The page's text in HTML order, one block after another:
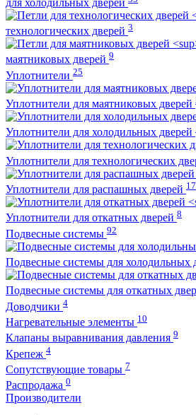
технологических дверей 3
маятниковых дверей 9
Уплотнители 25
Уплотнители для маятниковых дверей
Уплотнители для холодильных дверей
Уплотнители для технологических
Уплотнители для распашных дверей 17
Уплотнители для откатных дверей 8
Подвесные системы 92
Подвесные системы для холодильных
Подвесные системы для откатных
Доводчики 4
Нагревательные элементы 10
Клапаны выравнивания давления 9
Крепеж 4
Сопутствующие товары 7
Распродажа 0
Производители